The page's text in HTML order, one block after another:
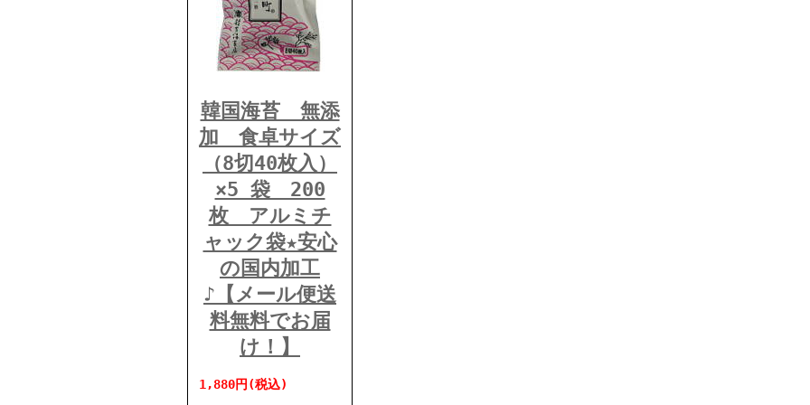
韓国海苔 無添
加 食卓サイズ
（8切40枚入）
×5 袋 200
枚 アルミチ
ャック袋★安心
の国内加工
♪【メール便送
料無料でお届
け！】
1,880円(税込)